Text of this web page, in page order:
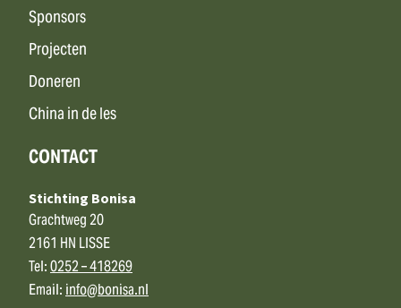
Sponsors
Projecten
Doneren
China in de les
CONTACT
Stichting Bonisa
Grachtweg 20
2161 HN LISSE
Tel:0252 – 418269
Email:info@bonisa.nl